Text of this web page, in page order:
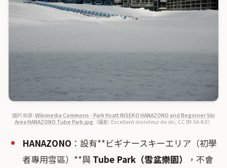
圖片來源: Wikimedia Commons - Park Hyatt NISEKO HANAZONO and Beginner Ski
Area HANAZONO Tube Park.jpg （撮影: Excellent moniteur de ski, CC BY-SA 4.0）
HANAZONO ：設有**ビギナースキーエリア（初學
者專用雪區）**與 Tube Park（雪盆樂園）
，不會